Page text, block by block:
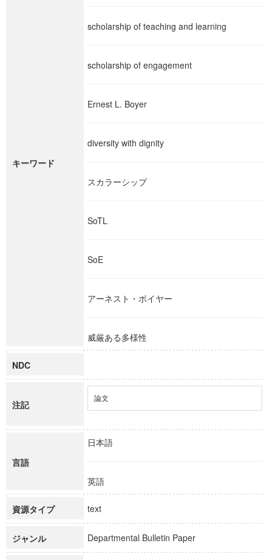
キーワード
scholarship of teaching and learning
scholarship of engagement
Ernest L. Boyer
diversity with dignity
スカラーシップ
SoTL
SoE
アーネスト・ボイヤー
威厳ある多様性
NDC
注記
論文
言語
日本語
英語
資源タイプ text
ジャンル Departmental Bulletin Paper